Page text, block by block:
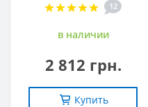
12
в наличии
2 812 грн.
Купить